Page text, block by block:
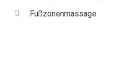
Fußzonenmassage